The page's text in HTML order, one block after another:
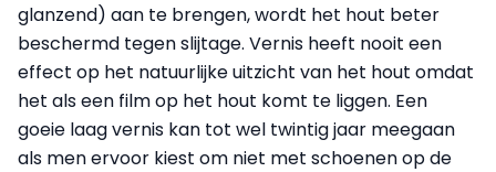
glanzend) aan te brengen, wordt het hout beter
beschermd tegen slijtage. Vernis heeft nooit een
effect op het natuurlijke uitzicht van het hout omdat
het als een film op het hout komt te liggen. Een
goeie laag vernis kan tot wel twintig jaar meegaan
als men ervoor kiest om niet met schoenen op de